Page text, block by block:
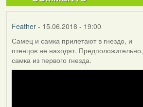
Feather- 15.06.2018 - 19:00
Самец и самка прилетают в гнездо, и
птенцов не находят. Предположительно,
самка из первого гнезда.